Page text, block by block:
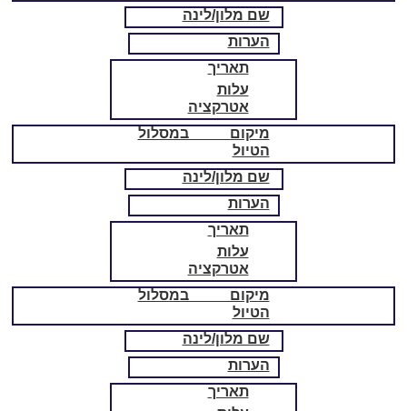
הערות
שם מלון/לינה
תאריך
עלות
אטרקציה
הערות
מיקום במסלול
הטיול
שם מלון/לינה
תאריך
עלות
אטרקציה
הערות
מיקום במסלול
הטיול
שם מלון/לינה
תאריך